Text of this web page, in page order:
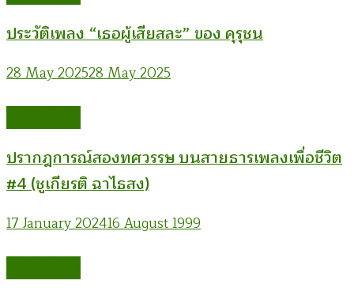
ประวัติเพลง “เธอผู้เสียสละ” ของ คุรุชน
28 May 202528 May 2025
ปรากฎการณ์สองทศวรรษ บนสายธารเพลงเพื่อชีวิต
#4 (ชูเกียรติ ฉาไธสง)
17 January 202416 August 1999